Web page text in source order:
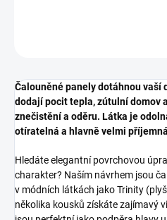
Čalouněné panely dotáhnou vaší
dodají pocit tepla, zútulní domov
znečistění a oděru. Látka je
otíratelná a hlavně velmi
Hledáte elegantní povrchovou
charakter? Naším návrhem jsou
v módních látkách jako Trinity
několika kousků získáte zajímavý